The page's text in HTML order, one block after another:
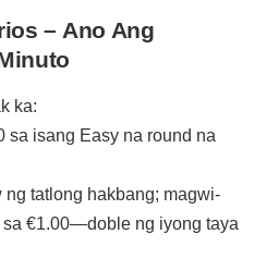
– Ano Ang
ka:
sa isang Easy na round na
tatlong hakbang; magwi-
€1.00—doble ng iyong taya